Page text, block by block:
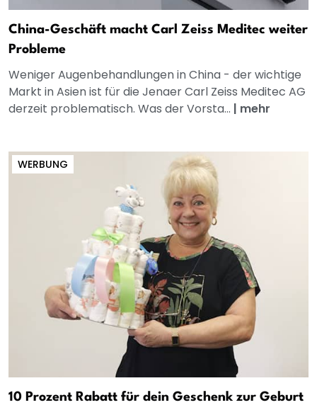
China-Geschäft macht Carl Zeiss Meditec weiter
Probleme
Weniger Augenbehandlungen in China - der wichtige
Markt in Asien ist für die Jenaer Carl Zeiss Meditec AG
derzeit problematisch. Was der Vorsta... | mehr
WERBUNG
10 Prozent Rabatt für dein Geschenk zur Geburt